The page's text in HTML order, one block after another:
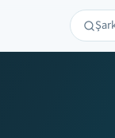
Ara